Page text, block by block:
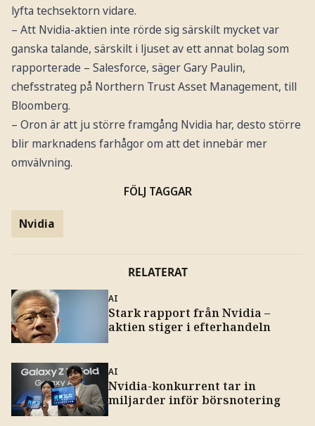
lyfta techsektorn vidare.
– Att Nvidia-aktien inte rörde sig särskilt mycket var
ganska talande, särskilt i ljuset av ett annat bolag som
rapporterade – Salesforce, säger Gary Paulin,
chefsstrateg på Northern Trust Asset Management, till
Bloomberg.
– Oron är att ju större framgång Nvidia har, desto större
blir marknadens farhågor om att det innebär mer
omvälvning.
FÖLJ TAGGAR
Nvidia
RELATERAT
AI
Stark rapport från Nvidia –
aktien stiger i efterhandeln
AI
Nvidia-konkurrent tar in
miljarder inför börsnotering